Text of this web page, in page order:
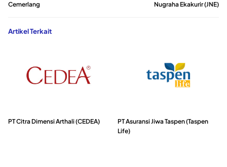
Cemerlang
Nugraha Ekakurir (JNE)
Artikel Terkait
PT Citra Dimensi Arthali (CEDEA)
PT Asuransi Jiwa Taspen (Taspen
Life)